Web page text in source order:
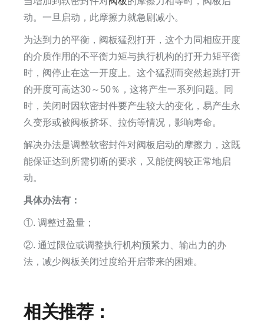
动。一旦启动，此摩擦力就急剧减小。
为达到力的平衡，阀板猛烈打开，这个力同相应开度
的介质作用的不平衡力矩与执行机构的打开力矩平衡
时，阀停止在这一开度上。这个猛烈而突然起跳打开
的开度可高达30～50％，这将产生一系列问题。同
时，关闭时因软密封件要产生较大的变化，易产生永
久变形或被阀板挤坏、拉伤等情况，影响寿命。
解决办法是调整软密封件对阀板启动的摩擦力，这既
能保证达到所需切断的要求，又能使阀较正常地启
动。
具体办法有：
①. 调整过盈量；
②. 通过限位或调整执行机构预紧力、输出力的办
法，减少阀板关闭过度给开启带来的困难。
相关推荐：